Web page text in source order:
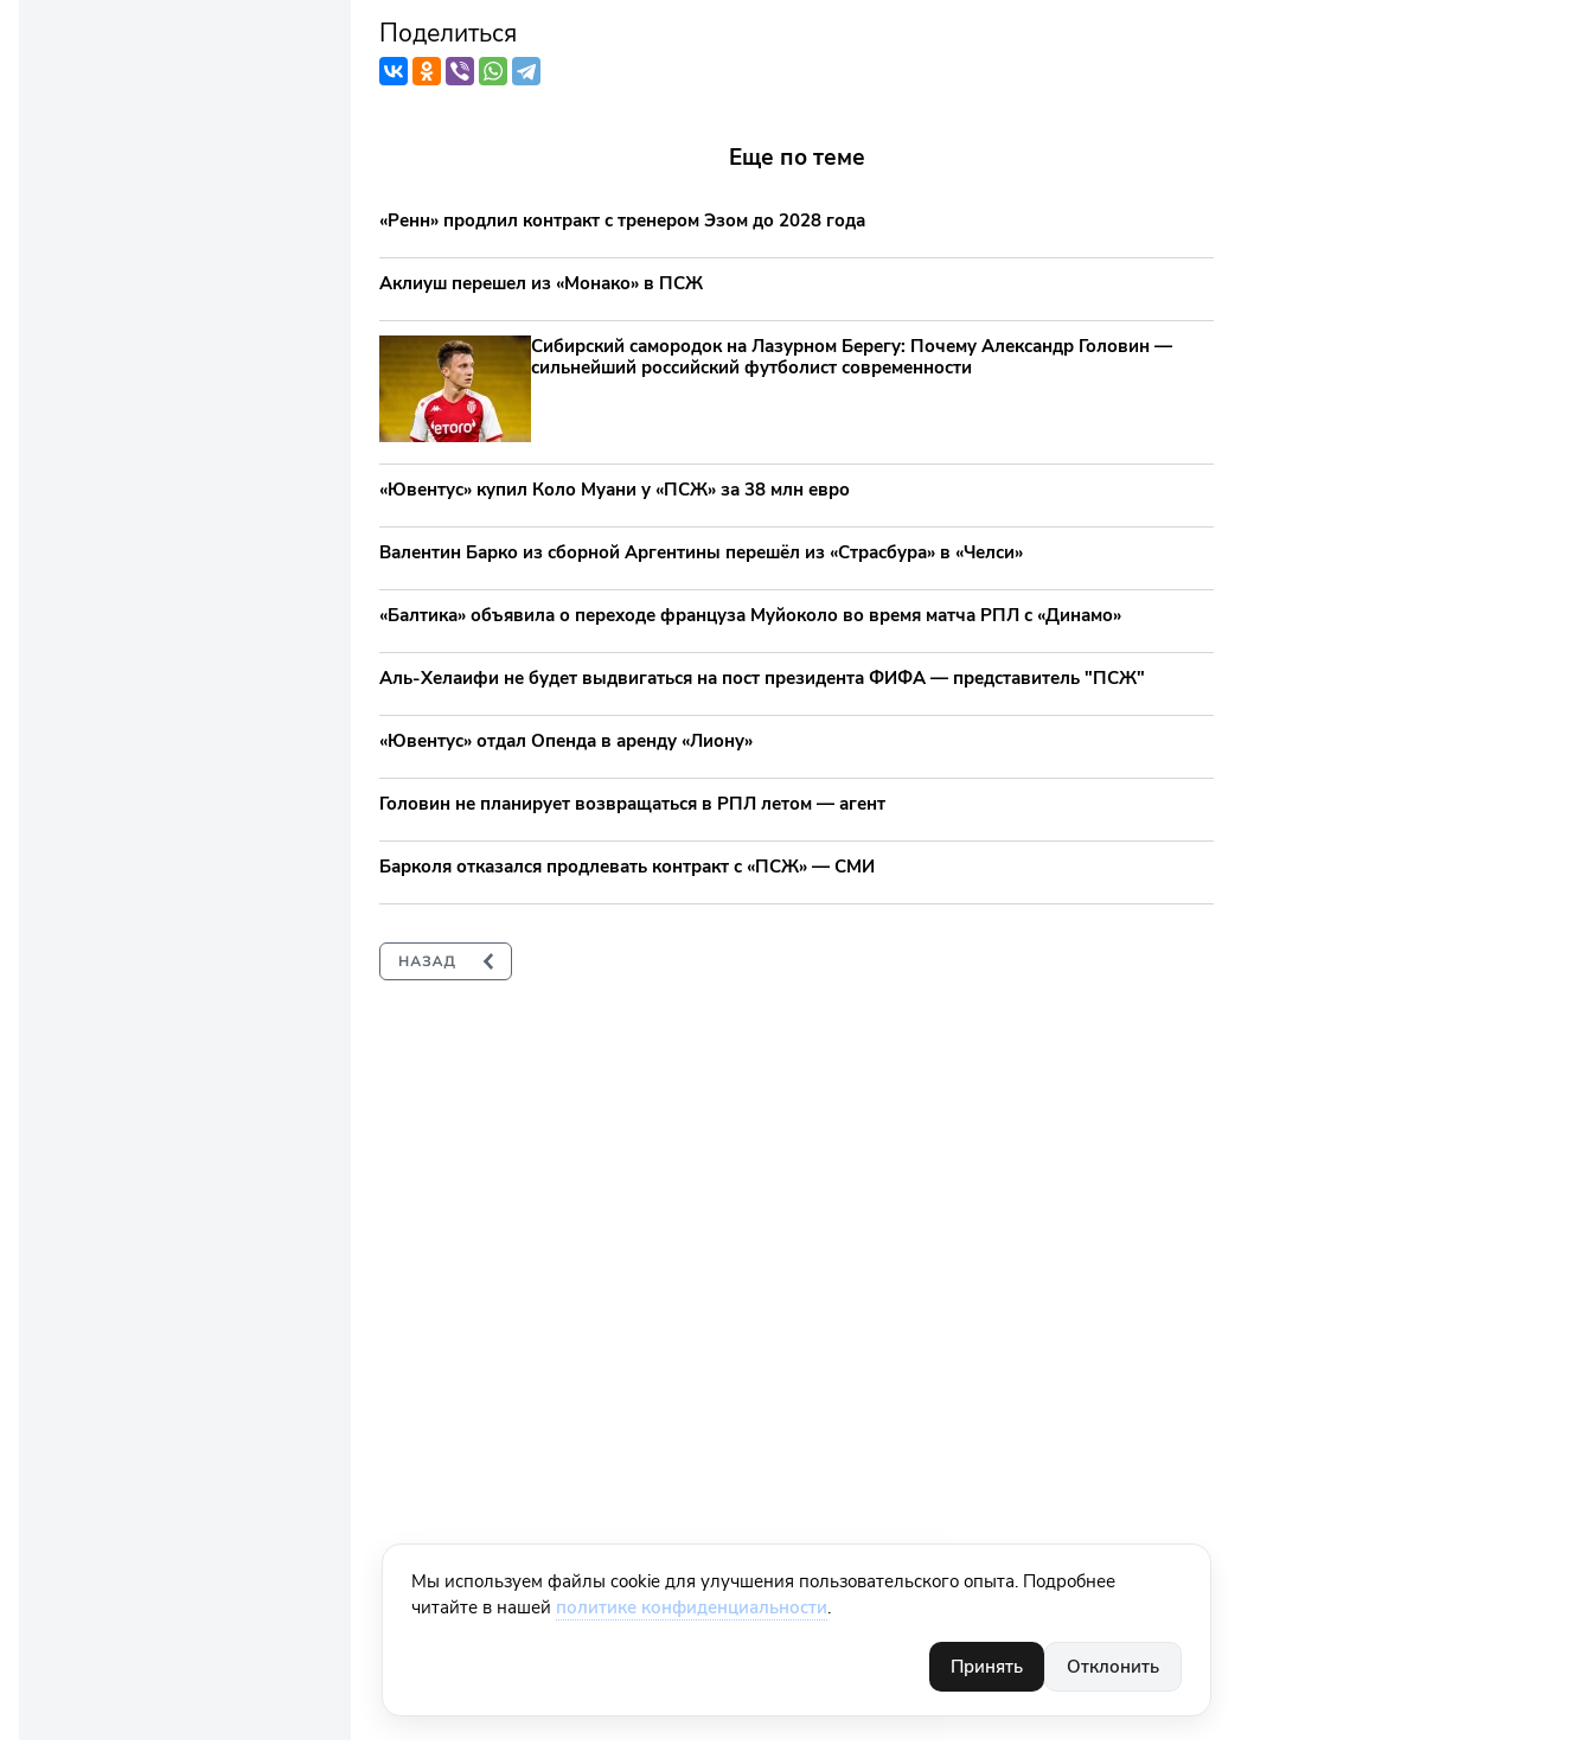
Поделиться
Еще по теме
«Ренн» продлил контракт с тренером Эзом до 2028 года
Аклиуш перешел из «Монако» в ПСЖ
Сибирский самородок на Лазурном Берегу: Почему Александр Головин —
сильнейший российский футболист современности
«Ювентус» купил Коло Муани у «ПСЖ» за 38 млн евро
Валентин Барко из сборной Аргентины перешёл из «Страсбура» в «Челси»
«Балтика» объявила о переходе француза Муйоколо во время матча РПЛ с «Динамо»
Аль-Хелаифи не будет выдвигаться на пост президента ФИФА — представитель "ПСЖ"
«Ювентус» отдал Опенда в аренду «Лиону»
Головин не планирует возвращаться в РПЛ летом — агент
Барколя отказался продлевать контракт с «ПСЖ» — СМИ
Мы используем файлы cookie для улучшения пользовательского опыта. Подробнее
читайте в нашей политике конфиденциальности.
Принять Отклонить